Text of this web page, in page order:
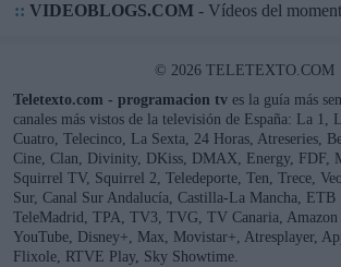
:: VIDEOBLOGS.COM- Vídeos del
© 2026 TELETEXTO.COM
Teletexto.com - programacion tv es la guía más
canales más vistos de la televisión de España: La 1,
Cuatro, Telecinco, La Sexta, 24 Horas, Atreseries,
Cine, Clan, Divinity, DKiss, DMAX, Energy, FDF,
Squirrel TV, Squirrel 2, Teledeporte, Ten, Trece,
Sur, Canal Sur Andalucía, Castilla-La Mancha, ETB
TeleMadrid, TPA, TV3, TVG, TV Canaria,
YouTube, Disney+, Max, Movistar+, Atresplayer,
Flixole, RTVE Play, Sky Showtime.